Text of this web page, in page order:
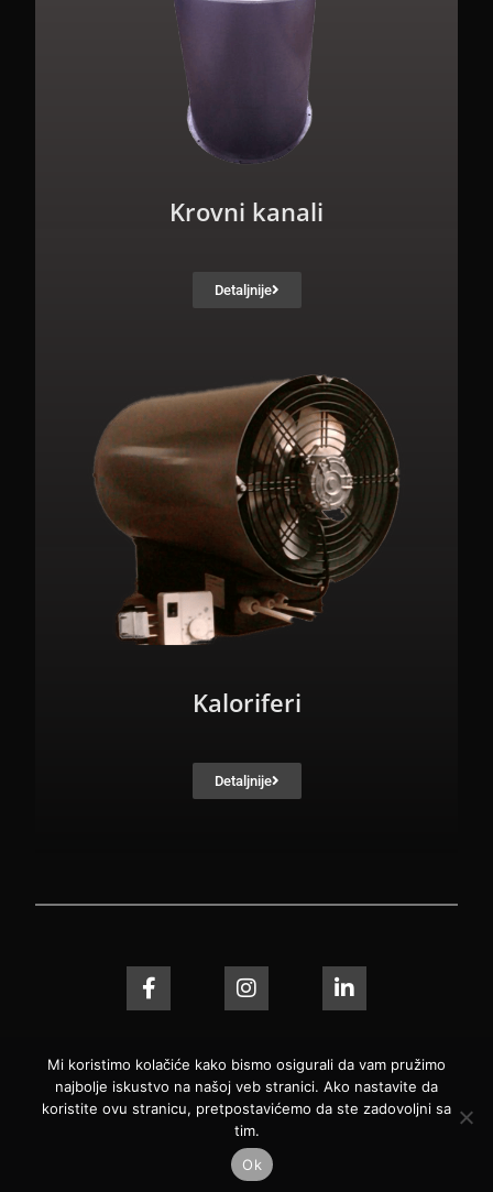
Krovni kanali
Detaljnije
Kaloriferi
Detaljnije
© VasVent 2004-2026 | Developed by zZz
Mi koristimo kolačiće kako bismo osigurali da vam pružimo
najbolje iskustvo na našoj veb stranici. Ako nastavite da
koristite ovu stranicu, pretpostavićemo da ste zadovoljni sa
tim.
Ok
Optimized by Seraphinite Accelerator
Turns on site high speed to be attractive for people and search engines.